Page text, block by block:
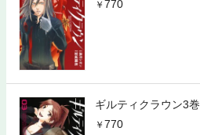
770
ギルティクラウン3巻
770